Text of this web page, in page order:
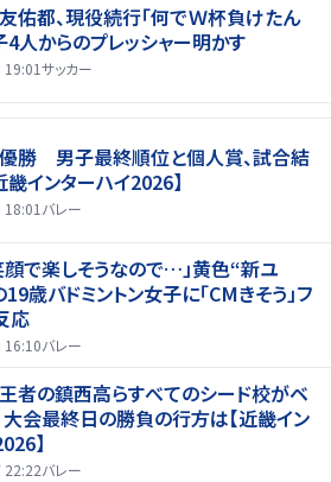
友佑都、現役続行「何でＷ杯負けたん
4人からのプレッシャー明かす
サッカー
勝 男子最終順位と個人賞、試合結
畿インターハイ2026】
バレー
顔で楽しそうなので…」黄色“新ユ
歳バドミントン女子に「CMきそう」フ
応
バレー
者の鎮西高らすべてのシード校がベ
大会最終日の勝負の行方は【近畿イン
】
バレー